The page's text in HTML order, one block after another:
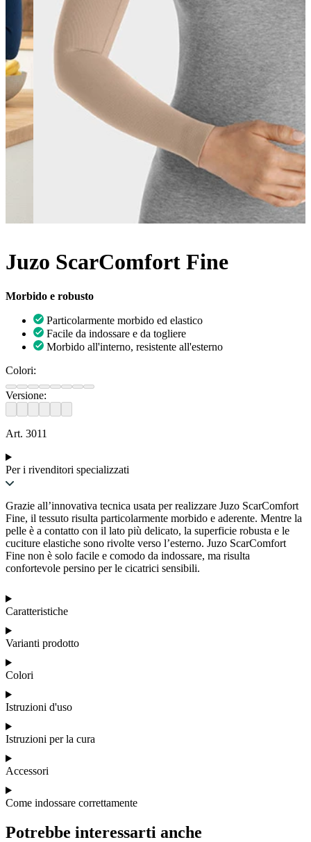
Juzo ScarComfort Fine
Morbido e robusto
Particolarmente morbido ed elastico
Facile da indossare e da togliere
Morbido all'interno, resistente all'esterno
Colori:
Versione:
Art. 3011
Per i rivenditori specializzati
Grazie all’innovativa tecnica usata per realizzare Juzo ScarComfort
Fine, il tessuto risulta particolarmente morbido e aderente. Mentre la
pelle è a contatto con il lato più delicato, la superficie robusta e le
cuciture elastiche sono rivolte verso l’esterno. Juzo ScarComfort
Fine non è solo facile e comodo da indossare, ma risulta
confortevole persino per le cicatrici sensibili.
Caratteristiche
Varianti prodotto
Colori
Istruzioni d'uso
Istruzioni per la cura
Accessori
Come indossare correttamente
Potrebbe interessarti anche